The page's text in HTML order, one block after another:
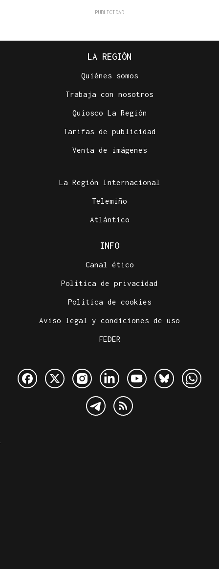
LA REGIÓN
Quiénes somos
Trabaja con nosotros
Quiosco La Región
Tarifas de publicidad
Venta de imágenes
La Región Internacional
Telemiño
Atlántico
INFO
Canal ético
Política de privacidad
Política de cookies
Aviso legal y condiciones de uso
FEDER